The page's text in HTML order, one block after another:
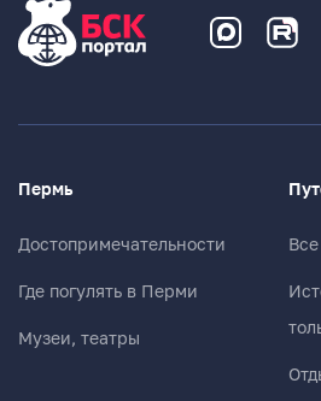
E-mail (будет скрыто)
Пермь
Достопримечательности
Где погулять в Перми
Музеи, театры